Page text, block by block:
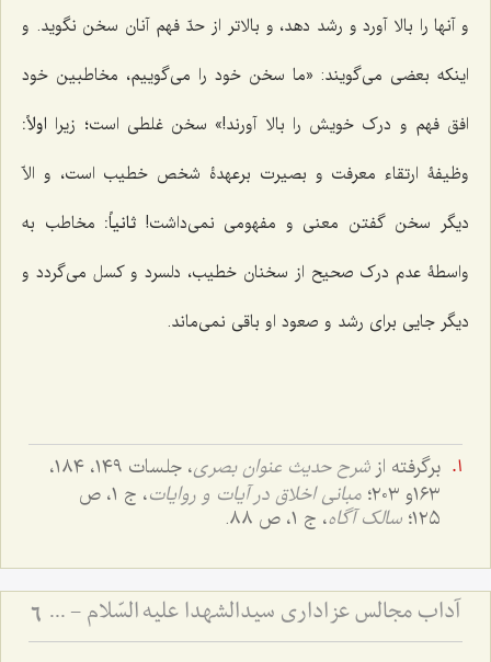
و آنها را بالا آورد و رشد دهد، و بالاتر از حدّ فهم آنان سخن نگوید. و
اینکه بعضی می‌گویند: «ما سخن خود را می‌گوییم، مخاطبین خود
افق فهم و درک خویش را بالا آورند!» سخن غلطی است؛ زیرا اولاً:
وظیفۀ ارتقاء معرفت و بصیرت برعهدۀ شخص خطیب است، و الاّ
دیگر سخن گفتن معنی و مفهومی نمی‌داشت! ثانیاً: مخاطب به
واسطۀ عدم درک صحیح از سخنان خطیب، دلسرد و کسل می‌گردد و
دیگر جایی برای رشد و صعود او باقی نمی‌ماند.
برگرفته از شرح حدیث عنوان بصری
، جلسات ١٤٩، ١٨٤،
١٦٣و ٢٠٣؛
مبانی اخلاق در آیات و روایات
، ج ١، ص
١٢٥؛ سالک آگاه، ج ١، ص ٨٨.
آداب مجالس عزاداری سیدالشهدا علیه السّلام - و دستورات بزرگان راجع به ماه‌های محرم و صفر 6